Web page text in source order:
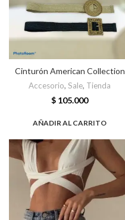
Cinturón American Collection
Accesorio, Sale, Tienda
$ 105.000
AÑADIR AL CARRITO